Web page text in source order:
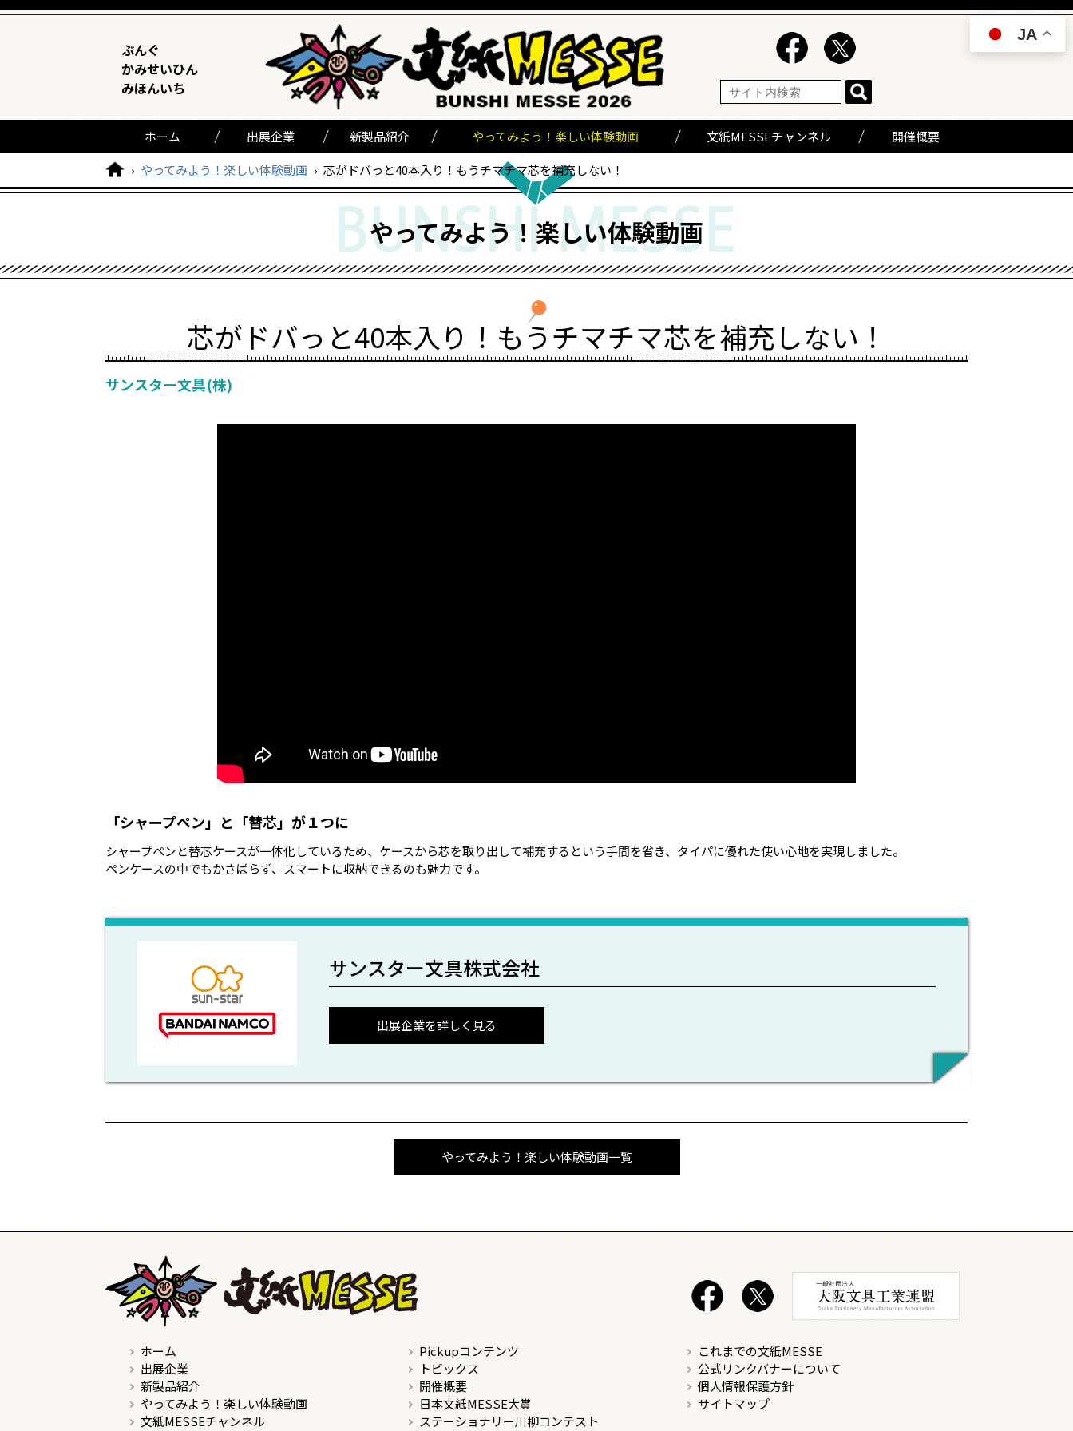
ぶんぐ
かみせいひん
みほんいち
ホーム 出展企業 新製品紹介 やってみよう！楽しい体験動画 文紙MESSEチャンネル
開催概要
› やってみよう！楽しい体験動画 › 芯がドバっと40本入り！もうチマチマ芯を補充しない！
やってみよう！楽しい体験動画
芯がドバっと40本入り！もうチマチマ芯を補充しない！
サンスター文具(株)
「シャープペン」と「替芯」が１つに
シャープペンと替芯ケースが一体化しているため、ケースから芯を取り出して補充するという手間を省き、タイパに優れた使い心地を実現しました。
ペンケースの中でもかさばらず、スマートに収納できるのも魅力です。
サンスター文具株式会社
出展企業を詳しく見る
やってみよう！楽しい体験動画一覧
ホーム
出展企業
新製品紹介
やってみよう！楽しい体験動画
文紙MESSEチャンネル
Pickupコンテンツ
トピックス
開催概要
日本文紙MESSE大賞
ステーショナリー川柳コンテスト
これまでの文紙MESSE
公式リンクバナーについて
個人情報保護方針
サイトマップ
JA